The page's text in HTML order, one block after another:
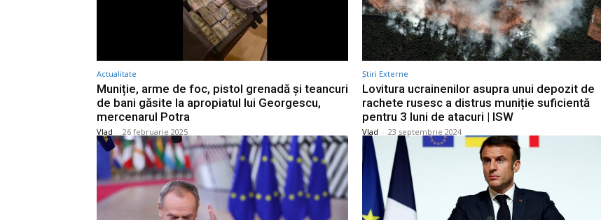
Actualitate
Muniție, arme de foc, pistol grenadă și teancuri
de bani găsite la apropiatul lui Georgescu,
mercenarul Potra
Vlad - 26 februarie 2025
Știri Externe
Lovitura ucrainenilor asupra unui depozit de
rachete rusesc a distrus muniție suficientă
pentru 3 luni de atacuri | ISW
Vlad - 23 septembrie 2024